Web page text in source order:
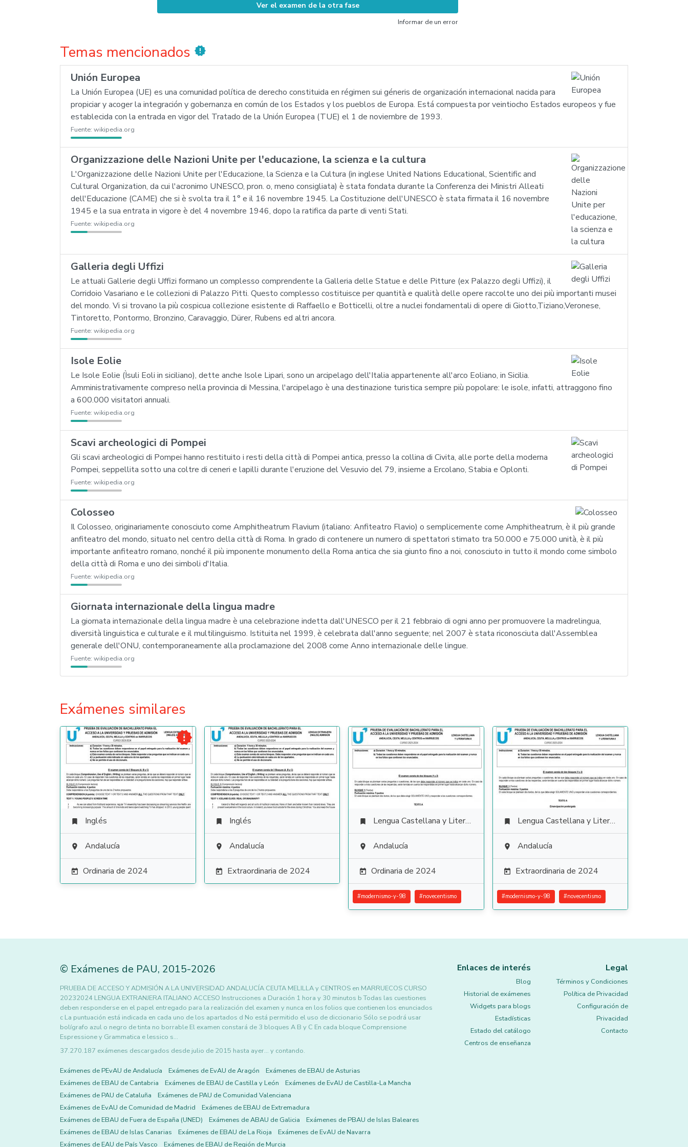
Ver el examen de la otra fase
Informar de un error
Temas mencionados new_releases
Unión Europea
La Unión Europea (UE) es una comunidad política de derecho constituida en régimen sui géneris de organización internacional nacida para
propiciar y acoger la integración y gobernanza en común de los Estados y los pueblos de Europa. Está compuesta por veintiocho Estados europeos y fue
establecida con la entrada en vigor del Tratado de la Unión Europea (TUE) el 1 de noviembre de 1993.
Fuente: wikipedia.org
Organizzazione delle Nazioni Unite per l'educazione, la scienza e la cultura
L'Organizzazione delle Nazioni Unite per l'Educazione, la Scienza e la Cultura (in inglese United Nations Educational, Scientific and
Cultural Organization, da cui l'acronimo UNESCO, pron. o, meno consigliata) è stata fondata durante la Conferenza dei Ministri Alleati
dell'Educazione (CAME) che si è svolta tra il 1° e il 16 novembre 1945. La Costituzione dell'UNESCO è stata firmata il 16 novembre
1945 e la sua entrata in vigore è del 4 novembre 1946, dopo la ratifica da parte di venti Stati.
Fuente: wikipedia.org
Galleria degli Uffizi
Le attuali Gallerie degli Uffizi formano un complesso comprendente la Galleria delle Statue e delle Pitture (ex Palazzo degli Uffizi), il
Corridoio Vasariano e le collezioni di Palazzo Pitti. Questo complesso costituisce per quantità e qualità delle opere raccolte uno dei più importanti musei
del mondo. Vi si trovano la più cospicua collezione esistente di Raffaello e Botticelli, oltre a nuclei fondamentali di opere di Giotto,Tiziano,Veronese,
Tintoretto, Pontormo, Bronzino, Caravaggio, Dürer, Rubens ed altri ancora.
Fuente: wikipedia.org
Isole Eolie
Le Isole Eolie (Ìsuli Eoli in siciliano), dette anche Isole Lipari, sono un arcipelago dell'Italia appartenente all'arco Eoliano, in Sicilia.
Amministrativamente compreso nella provincia di Messina, l'arcipelago è una destinazione turistica sempre più popolare: le isole, infatti, attraggono fino
a 600.000 visitatori annuali.
Fuente: wikipedia.org
Scavi archeologici di Pompei
Gli scavi archeologici di Pompei hanno restituito i resti della città di Pompei antica, presso la collina di Civita, alle porte della moderna
Pompei, seppellita sotto una coltre di ceneri e lapilli durante l'eruzione del Vesuvio del 79, insieme a Ercolano, Stabia e Oplonti.
Fuente: wikipedia.org
Colosseo
Il Colosseo, originariamente conosciuto come Amphitheatrum Flavium (italiano: Anfiteatro Flavio) o semplicemente come Amphitheatrum, è il più grande
anfiteatro del mondo, situato nel centro della città di Roma. In grado di contenere un numero di spettatori stimato tra 50.000 e 75.000 unità, è il più
importante anfiteatro romano, nonché il più imponente monumento della Roma antica che sia giunto fino a noi, conosciuto in tutto il mondo come simbolo
della città di Roma e uno dei simboli d'Italia.
Fuente: wikipedia.org
Giornata internazionale della lingua madre
La giornata internazionale della lingua madre è una celebrazione indetta dall'UNESCO per il 21 febbraio di ogni anno per promuovere la madrelingua,
diversità linguistica e culturale e il multilinguismo. Istituita nel 1999, è celebrata dall'anno seguente; nel 2007 è stata riconosciuta dall'Assemblea
generale dell'ONU, contemporaneamente alla proclamazione del 2008 come Anno internazionale delle lingue.
Fuente: wikipedia.org
Exámenes similares

 Inglés
 Andalucía
 Ordinaria de 2024
 Inglés
 Andalucía
 Extraordinaria de 2024
 Lengua Castellana y Literatura
 Andalucía
 Ordinaria de 2024
#modernismo-y-98 #novecentismo
 Lengua Castellana y Literatura
 Andalucía
 Extraordinaria de 2024
#modernismo-y-98 #novecentismo
© Exámenes de PAU, 2015-2026
PRUEBA DE ACCESO Y ADMISIÓN A LA UNIVERSIDAD ANDALUCÍA CEUTA MELILLA y CENTROS en MARRUECOS CURSO
20232024 LENGUA EXTRANJERA ITALIANO ACCESO Instrucciones a Duración 1 hora y 30 minutos b Todas las cuestiones
deben responderse en el papel entregado para la realización del examen y nunca en los folios que contienen los enunciados
c La puntuación está indicada en cada uno de los apartados d No está permitido el uso de diccionario Sólo se podrá usar
bolígrafo azul o negro de tinta no borrable El examen constará de 3 bloques A B y C En cada bloque Comprensione
Espressione y Grammatica e lessico s…
37.270.187 exámenes descargados desde julio de 2015 hasta ayer... y contando.
Exámenes de PEvAU de Andalucía Exámenes de EvAU de Aragón
Exámenes de EBAU de Asturias
Exámenes de EBAU de Cantabria
Exámenes de EBAU de Castilla y León
Exámenes de EvAU de Castilla-La Mancha
Exámenes de PAU de Cataluña
Exámenes de PAU de Comunidad Valenciana
Exámenes de EvAU de Comunidad de Madrid
Exámenes de EBAU de Extremadura
Exámenes de EBAU de Fuera de España (UNED)
Exámenes de ABAU de Galicia
Exámenes de PBAU de Islas Baleares
Exámenes de EBAU de Islas Canarias
Exámenes de EBAU de La Rioja
Exámenes de EvAU de Navarra
Exámenes de EAU de País Vasco
Exámenes de EBAU de Región de Murcia
Enlaces de interés
Blog
Historial de exámenes
Widgets para blogs
Estadísticas
Estado del catálogo
Centros de enseñanza
Legal
Términos y Condiciones
Política de Privacidad
Configuración de
Privacidad
Contacto